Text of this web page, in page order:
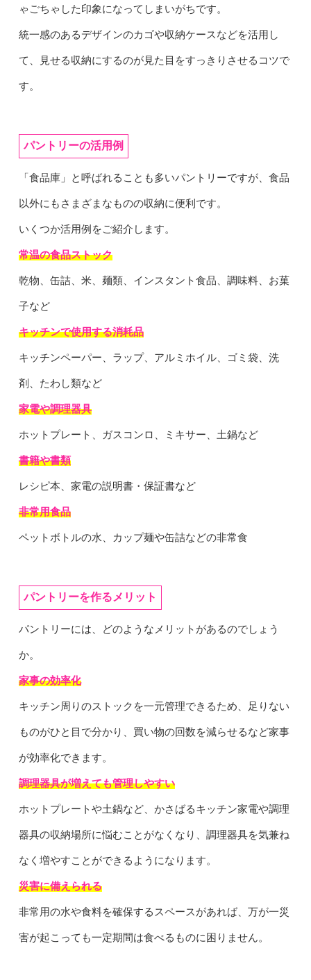
ゃごちゃした印象になってしまいがちです。
統一感のあるデザインのカゴや収納ケースなどを活用し
て、見せる収納にするのが見た目をすっきりさせるコツで
す。
パントリーの活用例
「食品庫」と呼ばれることも多いパントリーですが、食品
以外にもさまざまなものの収納に便利です。
いくつか活用例をご紹介します。
常温の食品ストック
乾物、缶詰、米、麺類、インスタント食品、調味料、お菓
子など
キッチンで使用する消耗品
キッチンペーパー、ラップ、アルミホイル、ゴミ袋、洗
剤、たわし類など
家電や調理器具
ホットプレート、ガスコンロ、ミキサー、土鍋など
書籍や書類
レシピ本、家電の説明書・保証書など
非常用食品
ペットボトルの水、カップ麺や缶詰などの非常食
パントリーを作るメリット
パントリーには、どのようなメリットがあるのでしょう
か。
家事の効率化
キッチン周りのストックを一元管理できるため、足りない
ものがひと目で分かり、買い物の回数を減らせるなど家事
が効率化できます。
調理器具が増えても管理しやすい
ホットプレートや土鍋など、かさばるキッチン家電や調理
器具の収納場所に悩むことがなくなり、調理器具を気兼ね
なく増やすことができるようになります。
災害に備えられる
非常用の水や食料を確保するスペースがあれば、万が一災
害が起こっても一定期間は食べるものに困りません。